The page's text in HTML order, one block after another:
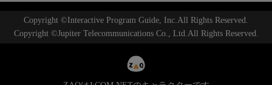
Copyright ©Interactive Program Guide, Inc.All Rights Reserved.
Copyright ©Jupiter Telecommunications Co., Ltd.All Rights Reserved.